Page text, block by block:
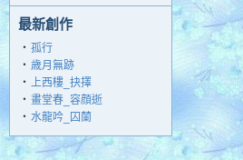
最新創作
‧ 孤行
‧ 歳月無跡
‧ 上西樓_抉擇
‧ 畫堂春_容顔逝
‧ 水龍吟_囚蘭